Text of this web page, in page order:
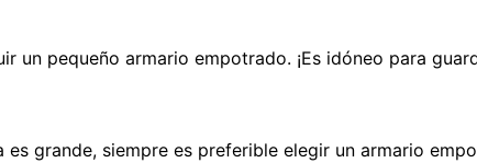
un pequeño armario empotrado. ¡Es idóneo para
es grande, siempre es preferible elegir un armario